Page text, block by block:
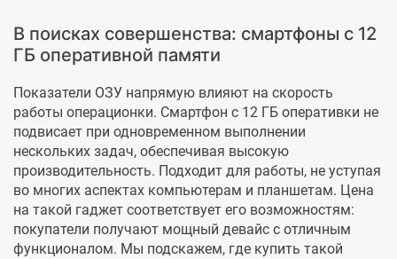
В поисках совершенства: смартфоны с 12
ГБ оперативной памяти
Показатели ОЗУ напрямую влияют на скорость
работы операционки. Смартфон с 12 ГБ оперативки не
подвисает при одновременном выполнении
нескольких задач, обеспечивая высокую
производительность. Подходит для работы, не уступая
во многих аспектах компьютерам и планшетам. Цена
на такой гаджет соответствует его возможностям:
покупатели получают мощный девайс с отличным
функционалом. Мы подскажем, где купить такой